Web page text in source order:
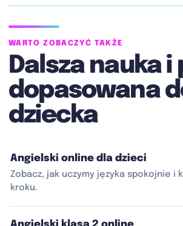
WARTO ZOBACZYĆ TAKŻE
Dalsza nauka i
dopasowana
dziecka
Angielski online dla dzieci
Zobacz, jak uczymy języka spokojnie i
kroku.